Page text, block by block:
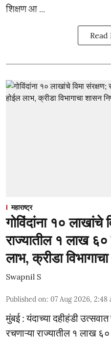
शिक्षण आ ...
महाराष्ट्र
गोविंदांना १० लाखांचे
राज्यातील १ लाख ६०
लाभ, क्रीडा
Swapnil S
Published on: 07 Aug 2026, 2:48
मुंबई : यंदाच्या दहीहंडी
रचणाऱ्या राज्यातील १ लाख ६०